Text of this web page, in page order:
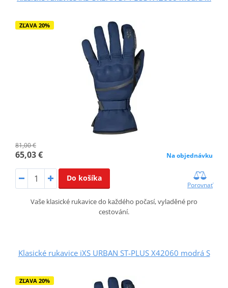
ZĽAVA 20%
81,00 €
65,03 € Na objednávku
Do košíka
Porovnať
Vaše klasické rukavice do každého počasí, vyladěné pro
cestování.
Klasické rukavice iXS URBAN ST-PLUS X42060 modrá S
ZĽAVA 20%